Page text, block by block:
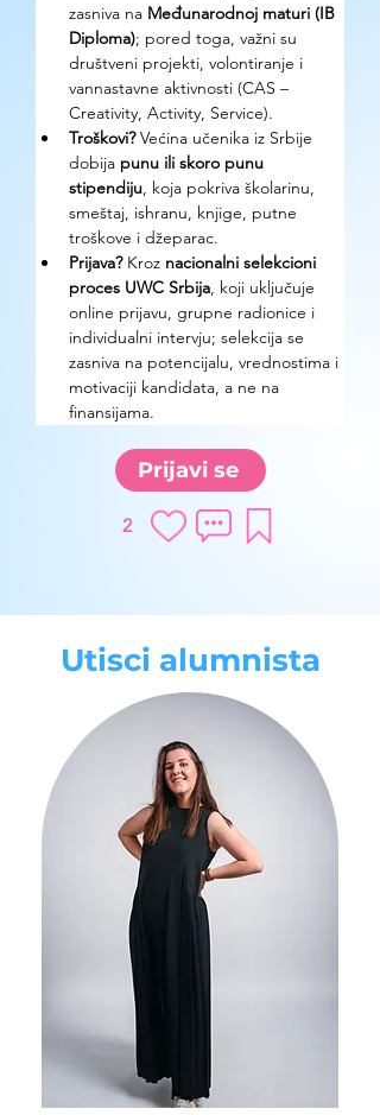
zasniva na Međunarodnoj maturi (IB
Diploma); pored toga, važni su
društveni projekti, volontiranje i
vannastavne aktivnosti (CAS –
Creativity, Activity, Service).
Troškovi? Većina učenika iz Srbije
dobija punu ili skoro punu
stipendiju, koja pokriva školarinu,
smeštaj, ishranu, knjige, putne
troškove i džeparac.
Prijava? Kroz nacionalni selekcioni
proces UWC Srbija, koji uključuje
online prijavu, grupne radionice i
individualni intervju; selekcija se
zasniva na potencijalu, vrednostima i
motivaciji kandidata, a ne na
finansijama.
Prijavi se
2
Utisci alumnista